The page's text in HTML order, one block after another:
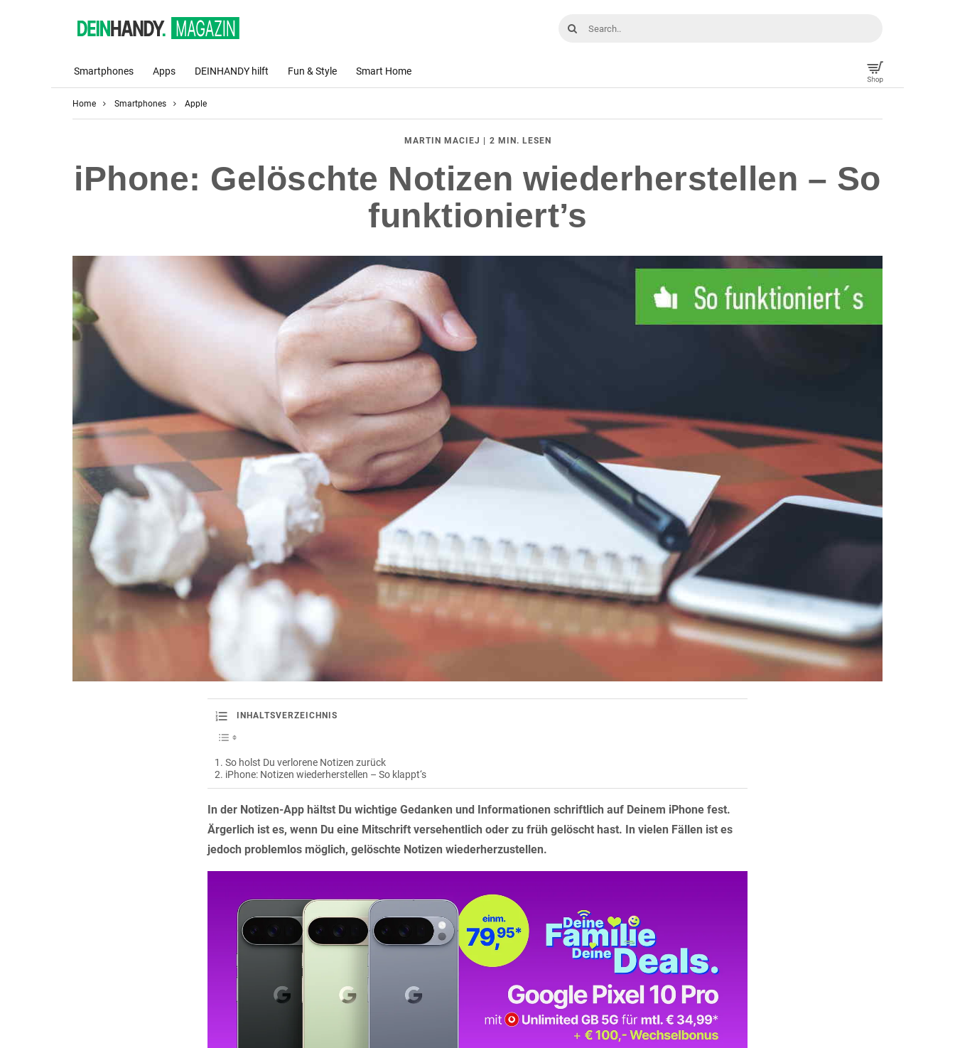
Smartphones Apps DEINHANDY hilft Fun & Style Smart Home
Home Smartphones Apple
MARTIN MACIEJ 2 MIN. LESEN
iPhone: Gelöschte Notizen wiederherstellen – So
funktioniert’s
INHALTSVERZEICHNIS
So holst Du verlorene Notizen zurück
iPhone: Notizen wiederherstellen – So klappt‘s
In der Notizen-App hältst Du wichtige Gedanken und Informationen schriftlich auf Deinem iPhone fest.
Ärgerlich ist es, wenn Du eine Mitschrift versehentlich oder zu früh gelöscht hast. In vielen Fällen ist es
jedoch problemlos möglich, gelöschte Notizen wiederherzustellen.